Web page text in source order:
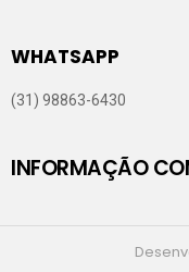
WHATSAPP
(31) 98863-6430
INFORMAÇÃO